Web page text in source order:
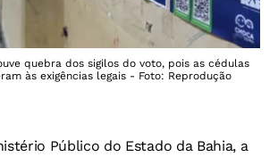
quebra dos sigilos do voto, pois as cédulas
às exigências legais - Foto: Reprodução
Público do Estado da Bahia, a